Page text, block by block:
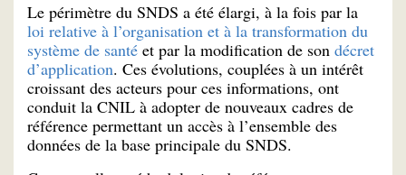
Le périmètre du SNDS a été élargi, à la fois par la
loi relative à l’organisation et à la transformation du
système de santé et par la modification de son décret
d’application. Ces évolutions, couplées à un intérêt
croissant des acteurs pour ces informations, ont
conduit la CNIL à adopter de nouveaux cadres de
référence permettant un accès à l’ensemble des
données de la base principale du SNDS.